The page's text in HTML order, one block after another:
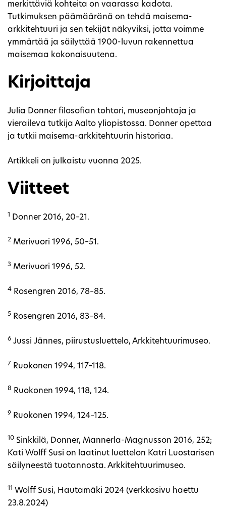
merkittäviä kohteita on vaarassa kadota.
Tutkimuksen päämääränä on tehdä maisema-
arkkitehtuuri ja sen tekijät näkyviksi, jotta voimme
ymmärtää ja säilyttää 1900-luvun rakennettua
maisemaa kokonaisuutena.
Kirjoittaja
Julia Donner filosofian tohtori, museonjohtaja ja
vieraileva tutkija Aalto yliopistossa. Donner opettaa
ja tutkii maisema-arkkitehtuurin historiaa.
Artikkeli on julkaistu vuonna 2025.
Viitteet
1 Donner 2016, 20–21.
2 Merivuori 1996, 50–51.
3 Merivuori 1996, 52.
4 Rosengren 2016, 78–85.
5 Rosengren 2016, 83–84.
6 Jussi Jännes, piirustusluettelo, Arkkitehtuurimuseo.
7 Ruokonen 1994, 117–118.
8 Ruokonen 1994, 118, 124.
9 Ruokonen 1994, 124–125.
10 Sinkkilä, Donner, Mannerla-Magnusson 2016, 252;
Kati Wolff Susi on laatinut luettelon Katri Luostarisen
säilyneestä tuotannosta. Arkkitehtuurimuseo.
11 Wolff Susi, Hautamäki 2024 (verkkosivu haettu
23.8.2024)